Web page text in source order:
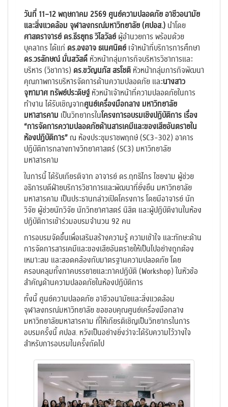
วันที่ 11–12 พฤษภาคม 2569 ศูนย์ความปลอดภัย อาชีวอนามัย
และสิ่งแวดล้อม จุฬาลงกรณ์มหาวิทยาลัย (ศปอส.) นำโดย
ศาสตราจารย์ ดร.ธีรยุทธ วิไลวัลย์ ผู้อำนวยการ พร้อมด้วย
บุคลากร ได้แก่ ดร.องอาจ ธเนศนิตย์ เจ้าหน้าที่บริการการศึกษา
ดร.วรลักษณ์ มั่นสวัสดิ์ หัวหน้ากลุ่มภารกิจบริหารวิชาการและ
บริหาร (วิชาการ) ดร.ขวัญนภัส สรโชติ หัวหน้ากลุ่มภารกิจพัฒนา
คุณภาพการบริหารจัดการด้านความปลอดภัย และนางสาว
จุฑามาศ ทรัพย์ประดิษฐ์ หัวหน้าเจ้าหน้าที่ความปลอดภัยในการ
ทำงาน ได้รับเชิญจากศูนย์เครื่องมือกลาง มหาวิทยาลัย
มหาสารคาม เป็นวิทยากรในโครงการอบรมเชิงปฏิบัติการ เรื่อง
“การจัดการความปลอดภัยด้านสารเคมีและของเสียอันตรายใน
ห้องปฏิบัติการ”ณ ห้องประชุมราชพฤกษ์ (SC3-302) อาคาร
ปฏิบัติการกลางทางวิทยาศาสตร์ (SC3) มหาวิทยาลัย
มหาสารคาม
ในการนี้ ได้รับเกียรติจาก อาจารย์ ดร.ฤทธิไกร ไชยงาม ผู้ช่วย
อธิการบดีฝ่ายบริการวิชาการและพัฒนาที่ยั่งยืน มหาวิทยาลัย
มหาสารคาม เป็นประธานกล่าวเปิดโครงการ โดยมีอาจารย์ นัก
วิจัย ผู้ช่วยนักวิจัย นักวิทยาศาสตร์ นิสิต และผู้ปฏิบัติงานในห้อง
ปฏิบัติการเข้าร่วมอบรมจำนวน 92 คน
การอบรมจัดขึ้นเพื่อเสริมสร้างความรู้ ความเข้าใจ และทักษะด้าน
การจัดการสารเคมีและของเสียอันตรายให้เป็นไปอย่างถูกต้อง
เหมาะสม และสอดคล้องกับมาตรฐานความปลอดภัย โดย
ครอบคลุมทั้งภาคบรรยายและภาคปฏิบัติ (Workshop) ในหัวข้อ
สำคัญด้านความปลอดภัยในห้องปฏิบัติการ
ทั้งนี้ ศูนย์ความปลอดภัย อาชีวอนามัยและสิ่งแวดล้อม
จุฬาลงกรณ์มหาวิทยาลัย ขอขอบคุณศูนย์เครื่องมือกลาง
มหาวิทยาลัยมหาสารคาม ที่ให้เกียรติเชิญเป็นวิทยากรในการ
อบรมครั้งนี้ ศปอส. หวังเป็นอย่างยิ่งว่าจะได้รับความไว้วางใจ
สำหรับการอบรมในครั้งถัดไป